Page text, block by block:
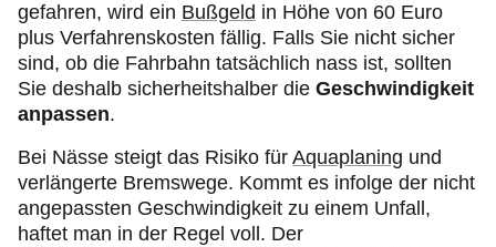
gefahren, wird ein Bußgeld in Höhe von 60 Euro
plus Verfahrenskosten fällig. Falls Sie nicht sicher
sind, ob die Fahrbahn tatsächlich nass ist, sollten
Sie deshalb sicherheitshalber die Geschwindigkeit
anpassen.
Bei Nässe steigt das Risiko für Aquaplaning und
verlängerte Bremswege. Kommt es infolge der nicht
angepassten Geschwindigkeit zu einem Unfall,
haftet man in der Regel voll. Der